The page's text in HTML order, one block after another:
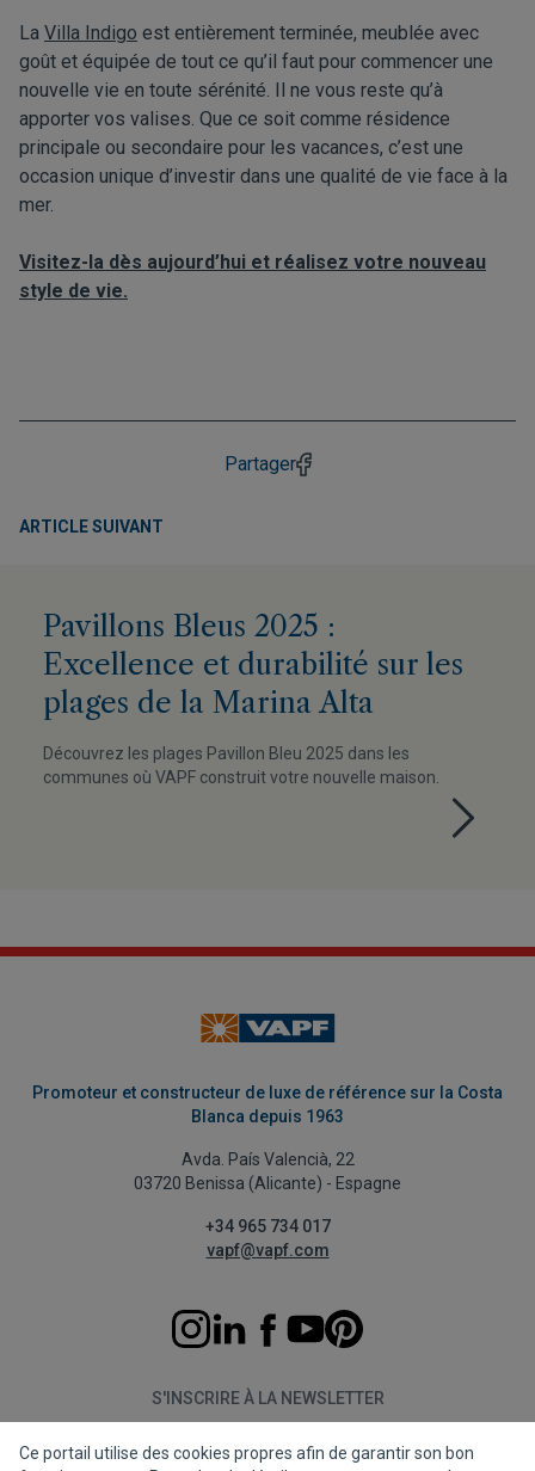
La Villa Indigo est entièrement terminée, meublée avec
goût et équipée de tout ce qu’il faut pour commencer une
nouvelle vie en toute sérénité. Il ne vous reste qu’à
apporter vos valises. Que ce soit comme résidence
principale ou secondaire pour les vacances, c’est une
occasion unique d’investir dans une qualité de vie face à la
mer.
Visitez-la dès aujourd’hui et réalisez votre nouveau
style de vie.
Partager
ARTICLE SUIVANT
Pavillons Bleus 2025 :
Excellence et durabilité sur les
plages de la Marina Alta
Découvrez les plages Pavillon Bleu 2025 dans les
communes où VAPF construit votre nouvelle maison.
Promoteur et constructeur de luxe de référence sur la Costa
Blanca depuis 1963
Avda. País Valencià, 22
03720 Benissa (Alicante) - Espagne
+34 965 734 017
vapf@vapf.com
S'INSCRIRE À LA NEWSLETTER
Ce portail utilise des cookies propres afin de garantir son bon